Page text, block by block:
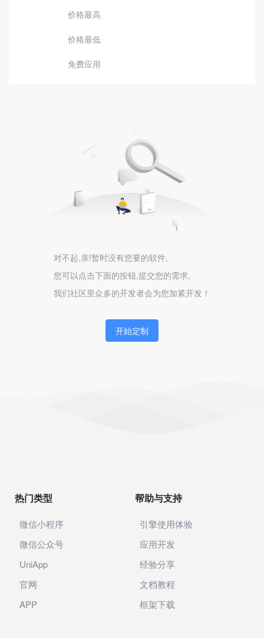
价格最高
价格最低
免费应用
对不起,亲!暂时没有您要的软件,
您可以点击下面的按钮,提交您的需求,
我们社区里众多的开发者会为您加紧开发！
开始定制
热门类型
微信小程序
微信公众号
UniApp
官网
APP
帮助与支持
引擎使用体验
应用开发
经验分享
文档教程
框架下载